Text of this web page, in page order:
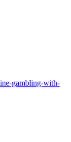
gambling-with-